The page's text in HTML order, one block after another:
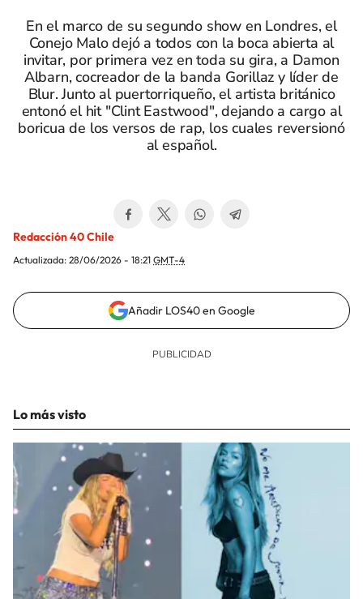
En el marco de su segundo show en Londres, el
Conejo Malo dejó a todos con la boca abierta al
invitar, por primera vez en toda su gira, a Damon
Albarn, cocreador de la banda Gorillaz y líder de
Blur. Junto al puertorriqueño, el artista británico
entonó el hit "Clint Eastwood", dejando a cargo al
boricua de los versos de rap, los cuales reversionó
al español.
Redacción 40 Chile
Actualizada: 28/06/2026 - 18:21 GMT-4
Añadir LOS40 en Google
Lo más visto